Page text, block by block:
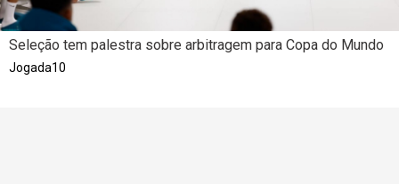
Seleção tem palestra sobre arbitragem para Copa do Mundo
Jogada10